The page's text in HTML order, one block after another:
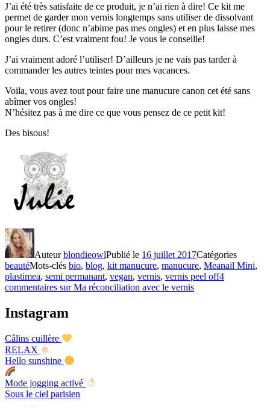
J’ai été très satisfaite de ce produit, je n’ai rien à dire! Ce kit me
permet de garder mon vernis longtemps sans utiliser de dissolvant
pour le retirer (donc n’abime pas mes ongles) et en plus laisse mes
ongles durs. C’est vraiment fou! Je vous le conseille!
J’ai vraiment adoré l’utiliser! D’ailleurs je ne vais pas tarder à
commander les autres teintes pour mes vacances.
Voila, vous avez tout pour faire une manucure canon cet été sans
abîmer vos ongles!
N’hésitez pas à me dire ce que vous pensez de ce petit kit!
Des bisous!
AuteurblondieowlPublié le 16 juillet 2017Catégories
beautéMots-clés bio, blog, kit manucure, manucure, Meanail Mini,
plastimea, semi permanant, vegan, vernis, vernis peel off4
commentaires sur Ma réconciliation avec le vernis
Instagram
Câlins cuillère
RELAX
Hello sunshine
Mode jogging activé
Sous le ciel parisien